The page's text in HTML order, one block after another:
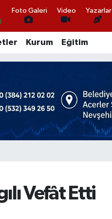
Foto Galeri Video Yazarlar
Kurum Eğitim
Vefât Etti